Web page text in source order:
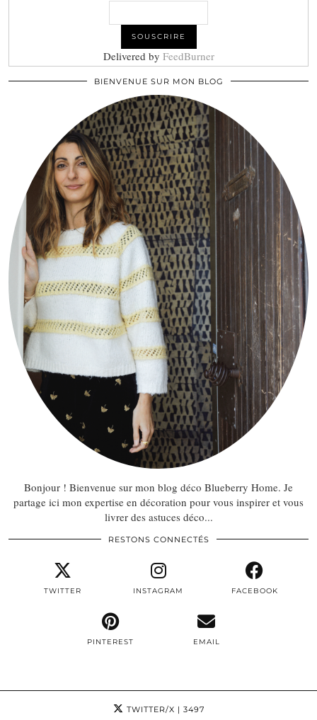
Delivered by FeedBurner
BIENVENUE SUR MON BLOG
Bonjour ! Bienvenue sur mon blog déco Blueberry Home. Je
partage ici mon expertise en décoration pour vous inspirer et vous
livrer des astuces déco...
RESTONS CONNECTÉS
TWITTER INSTAGRAM FACEBOOK
PINTEREST EMAIL
TWITTER/X | 3497